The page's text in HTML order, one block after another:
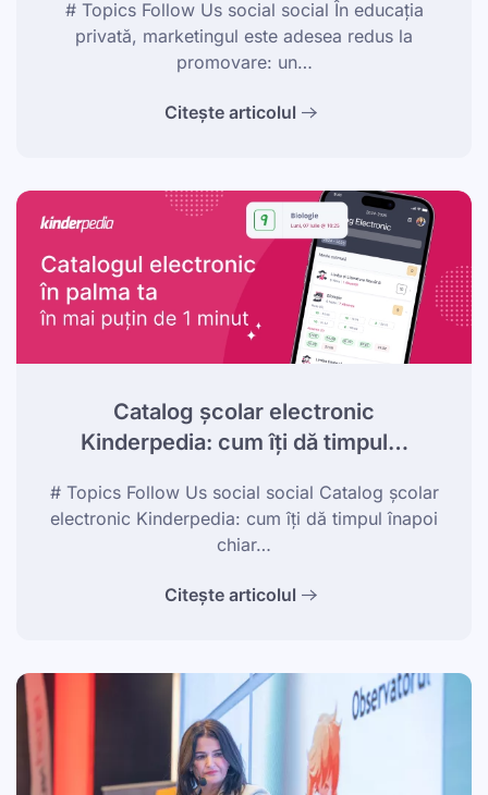
# Topics Follow Us social social În educația
privată, marketingul este adesea redus la
promovare: un…
Citește articolul
Catalog școlar electronic
Kinderpedia: cum îți dă timpul…
# Topics Follow Us social social Catalog școlar
electronic Kinderpedia: cum îți dă timpul înapoi
chiar…
Citește articolul